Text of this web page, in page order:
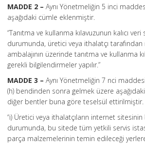
MADDE 2 – Aynı Yönetmeliğin 5 inci
aşağıdaki cümle eklenmiştir.
“Tanıtma ve kullanma kılavuzunun kalıcı veri
durumunda, üretici veya ithalatçı tarafından
ambalajının üzerinde tanıtma ve kullanma
gerekli bilgilendirmeler yapılır.”
MADDE 3 – Aynı Yönetmeliğin 7 nci
(h) bendinden sonra gelmek üzere
diğer bentler buna göre teselsül ettirilmiştir.
“ı) Üretici veya ithalatçıların internet sitesinin
durumunda, bu sitede tüm yetkili servis
parça malzemelerinin temin edileceği